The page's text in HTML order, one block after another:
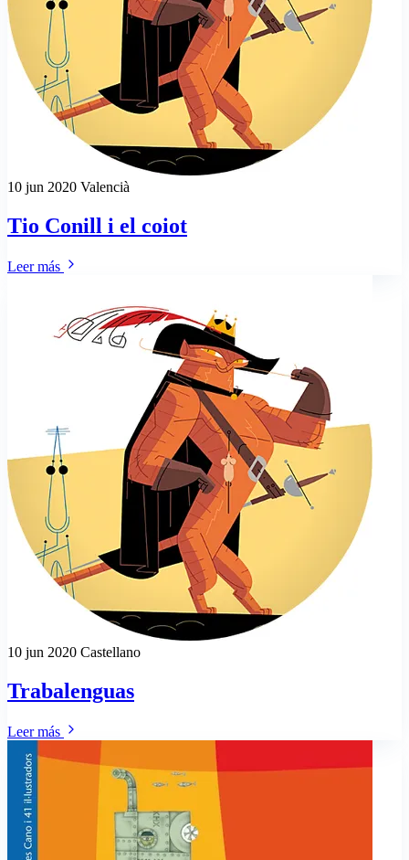
10 jun 2020 Valencià
Tio Conill i el coiot
Leer más
10 jun 2020 Castellano
Trabalenguas
Leer más